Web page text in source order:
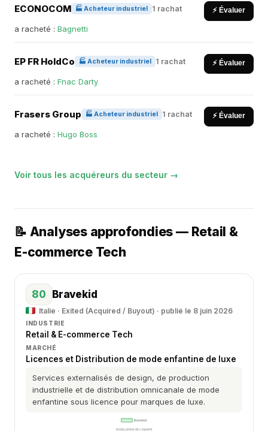
ECONOCOM 🏭 Acheteur industriel 1 rachat ⚡ Évaluer
a racheté : Bagnetti
EP FR HoldCo 🏭 Acheteur industriel 1 rachat ⚡ Évaluer
a racheté : Fnac Darty
Frasers Group 🏭 Acheteur industriel 1 rachat ⚡ Évaluer
a racheté : Hugo Boss
Voir tous les acquéreurs du secteur →
📝 Analyses approfondies — Retail &
E-commerce Tech
80 Bravekid
Italie · Exited (Acquired / Buyout) · publié le 8 juin 2026
INDUSTRIE
Retail & E-commerce Tech
MARCHÉ
Licences et Distribution de mode enfantine de luxe
Services externalisés de design, de production
industrielle et de distribution omnicanale de mode
enfantine sous licence pour marques de luxe.